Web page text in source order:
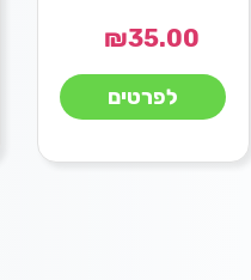
₪35.00
לפרטים